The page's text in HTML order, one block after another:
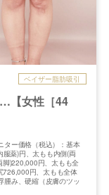
ベイザー脂肪吸引
【女性［44
ター価格（税込）：基本
薬)円、太もも内側(両
脚)220,000円、太もも全
726,000円、太もも全体
腫み、硬縮（皮膚のツッ